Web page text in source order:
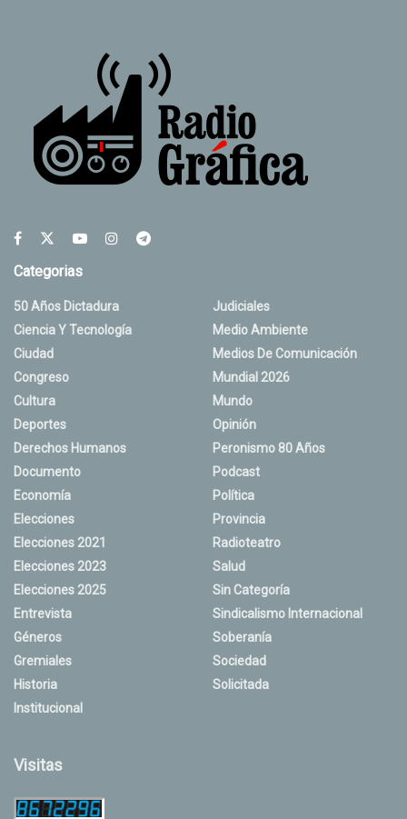
Categorias
50 Años Dictadura
Ciencia Y Tecnología
Ciudad
Congreso
Cultura
Deportes
Derechos Humanos
Documento
Economía
Elecciones
Elecciones 2021
Elecciones 2023
Elecciones 2025
Entrevista
Géneros
Gremiales
Historia
Institucional
Judiciales
Medio Ambiente
Medios De Comunicación
Mundial 2026
Mundo
Opinión
Peronismo 80 Años
Podcast
Política
Provincia
Radioteatro
Salud
Sin Categoría
Sindicalismo Internacional
Soberanía
Sociedad
Solicitada
Visitas